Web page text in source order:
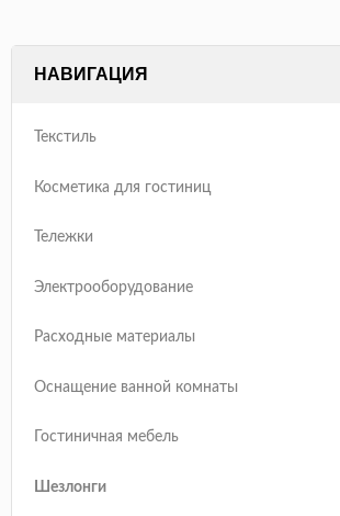
НАВИГАЦИЯ
Текстиль
Косметика для гостиниц
Тележки
Электрооборудование
Расходные материалы
Оснащение ванной комнаты
Гостиничная мебель
Шезлонги